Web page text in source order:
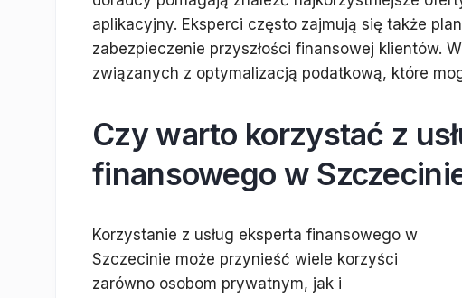
aplikacyjny. Eksperci często zajmują się także
zabezpieczenie przyszłości finansowej klientów.
związanych z optymalizacją podatkową, które
Czy warto korzystać z
finansowego w
Korzystanie z usług eksperta finansowego w
Szczecinie może przynieść wiele korzyści
zarówno osobom prywatnym, jak i